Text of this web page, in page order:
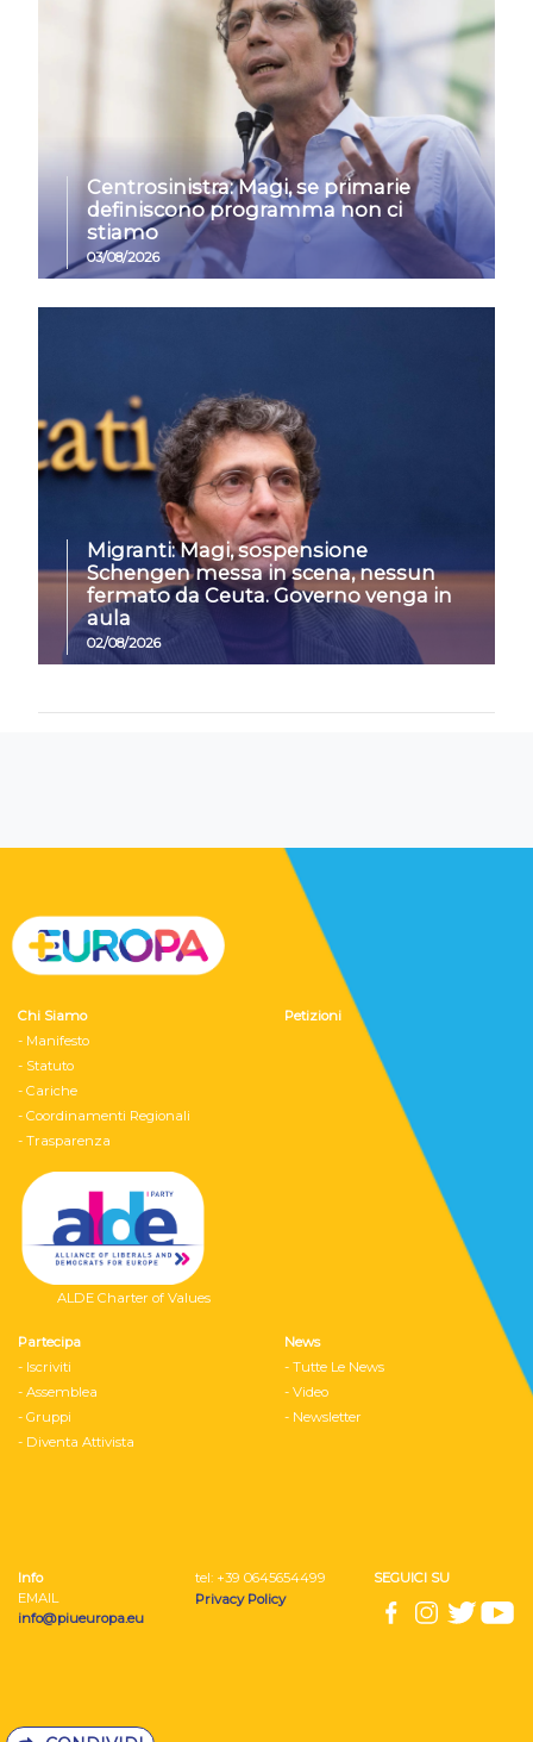
Centrosinistra: Magi, se primarie
definiscono programma non ci
stiamo
03/08/2026
Migranti: Magi, sospensione
Schengen messa in scena, nessun
fermato da Ceuta. Governo venga in
aula
02/08/2026
Chi Siamo
- Manifesto
- Statuto
- Cariche
- Coordinamenti Regionali
- Trasparenza
ALDE Charter of Values
Petizioni
Partecipa
- Iscriviti
- Assemblea
- Gruppi
- Diventa Attivista
News
- Tutte Le News
- Video
- Newsletter
Info
EMAIL
info@piueuropa.eu
tel: ‭+39 0645654499
Privacy Policy
SEGUICI SU